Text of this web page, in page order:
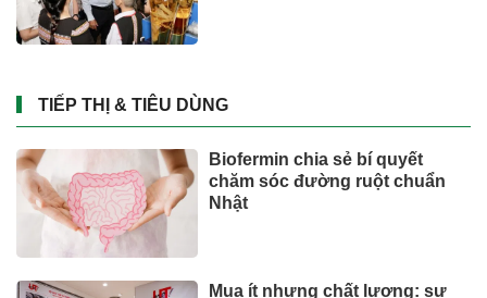
TIẾP THỊ & TIÊU DÙNG
Biofermin chia sẻ bí quyết
chăm sóc đường ruột chuẩn
Nhật
Mua ít nhưng chất lượng: sự